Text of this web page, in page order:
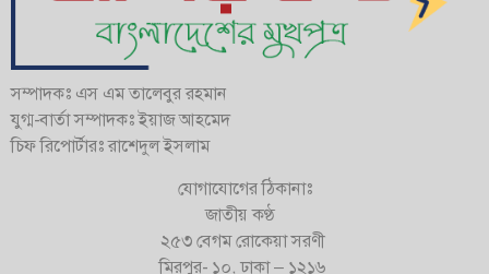
সম্পাদকঃ এস এম তালেবুর রহমান
যুগ্ম-বার্তা সম্পাদকঃ ইয়াজ আহমেদ
চিফ রিপোর্টারঃ রাশেদুল ইসলাম
যোগাযোগের ঠিকানাঃ
জাতীয় কণ্ঠ
২৫৩ বেগম রোকেয়া সরণী
মিরপুর- ১০, ঢাকা – ১২১৬